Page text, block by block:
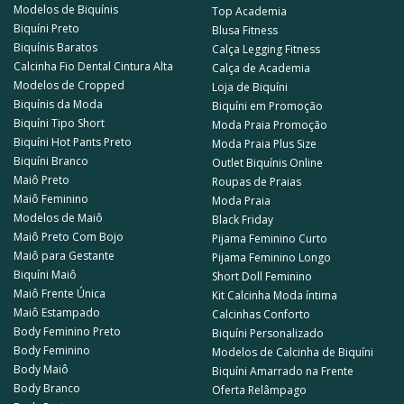
Modelos de Biquínis
Biquíni Preto
Biquínis Baratos
Calcinha Fio Dental Cintura Alta
Modelos de Cropped
Biquínis da Moda
Biquíni Tipo Short
Biquíni Hot Pants Preto
Biquíni Branco
Maiô Preto
Maiô Feminino
Modelos de Maiô
Maiô Preto Com Bojo
Maiô para Gestante
Biquíni Maiô
Maiô Frente Única
Maiô Estampado
Body Feminino Preto
Body Feminino
Body Maiô
Body Branco
Top Academia
Blusa Fitness
Calça Legging Fitness
Calça de Academia
Loja de Biquíni
Biquíni em Promoção
Moda Praia Promoção
Moda Praia Plus Size
Outlet Biquínis Online
Roupas de Praias
Moda Praia
Black Friday
Pijama Feminino Curto
Pijama Feminino Longo
Short Doll Feminino
Kit Calcinha Moda íntima
Calcinhas Conforto
Biquíni Personalizado
Modelos de Calcinha de Biquíni
Biquíni Amarrado na Frente
Oferta Relâmpago